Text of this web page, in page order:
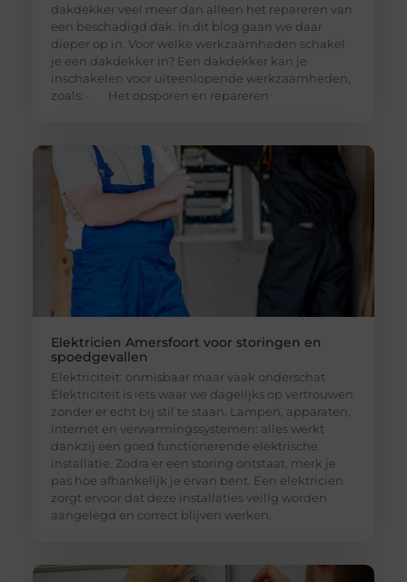
dakdekker veel meer dan alleen het repareren van
een beschadigd dak. In dit blog gaan we daar
dieper op in. Voor welke werkzaamheden schakel
je een dakdekker in? Een dakdekker kan je
inschakelen voor uiteenlopende werkzaamheden,
zoals: · Het opsporen en repareren
Elektricien Amersfoort voor storingen en
spoedgevallen
Elektriciteit: onmisbaar maar vaak onderschat
Elektriciteit is iets waar we dagelijks op vertrouwen
zonder er echt bij stil te staan. Lampen, apparaten,
internet en verwarmingssystemen: alles werkt
dankzij een goed functionerende elektrische
installatie. Zodra er een storing ontstaat, merk je
pas hoe afhankelijk je ervan bent. Een elektricien
zorgt ervoor dat deze installaties veilig worden
aangelegd en correct blijven werken.